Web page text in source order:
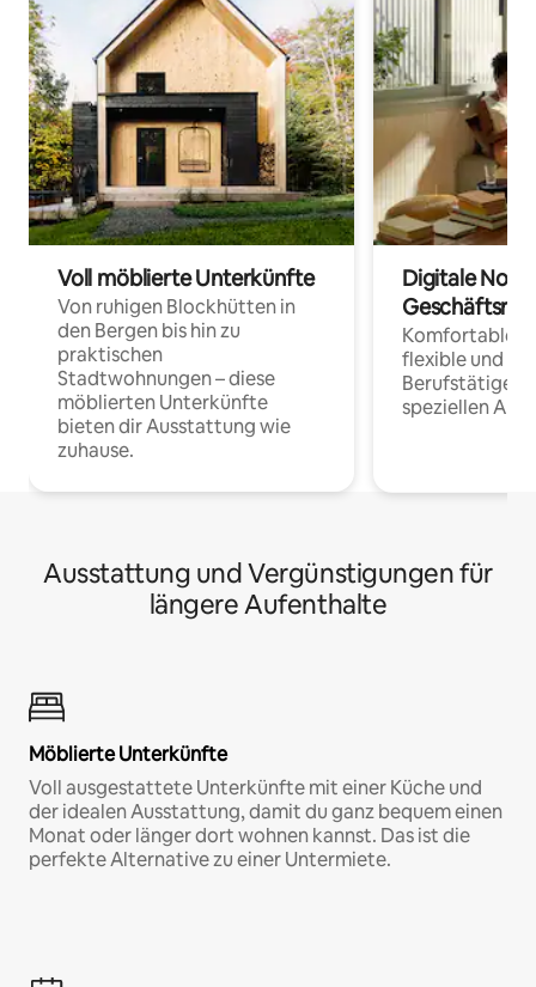
Voll möblierte Unterkünfte
Von ruhigen Blockhütten in
den Bergen bis hin zu
praktischen
Stadtwohnungen – diese
möblierten Unterkünfte
bieten dir Ausstattung wie
zuhause.
Digitale
Komfortable
flexible und
Berufstätige
speziellen
Ausstattung und Vergünstigungen für
längere Aufenthalte
Möblierte Unterkünfte
Voll ausgestattete Unterkünfte mit einer Küche und
der idealen Ausstattung, damit du ganz bequem einen
Monat oder länger dort wohnen kannst. Das ist die
perfekte Alternative zu einer Untermiete.